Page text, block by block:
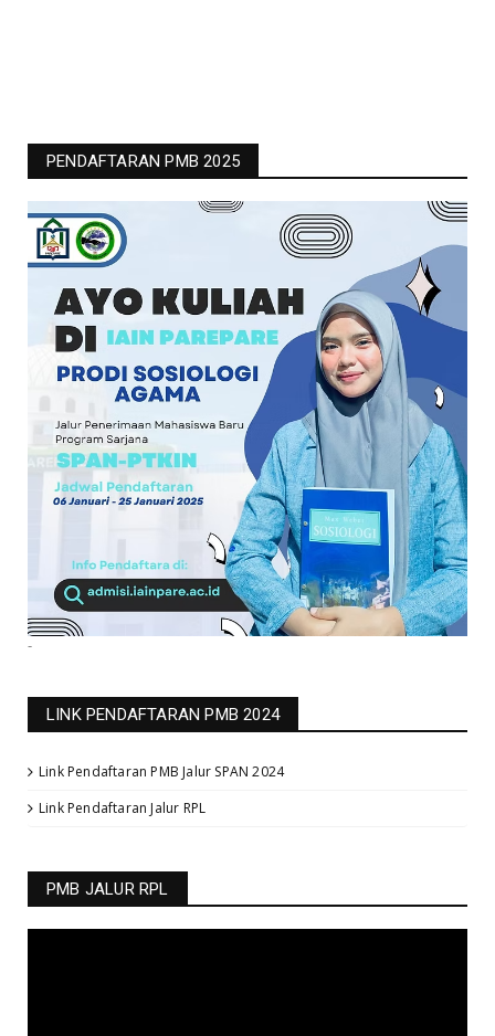
PENDAFTARAN PMB 2025
-
LINK PENDAFTARAN PMB 2024
Link Pendaftaran PMB Jalur SPAN 2024
Link Pendaftaran Jalur RPL
PMB JALUR RPL